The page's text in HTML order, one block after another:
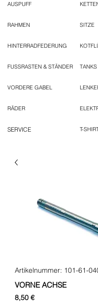
AUSPUFF
RAHMEN
HINTERRADFEDERUNG
FUSSRASTEN & STÄNDER
VORDERE GABEL
RÄDER
SERVICE
SITZE
TANKS
T-
Artikelnummer: 101-61-
VORNE ACHSE
8,50 €Preis